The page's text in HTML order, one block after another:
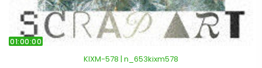
01:00:00
KIXM-578 | n_653kixm578